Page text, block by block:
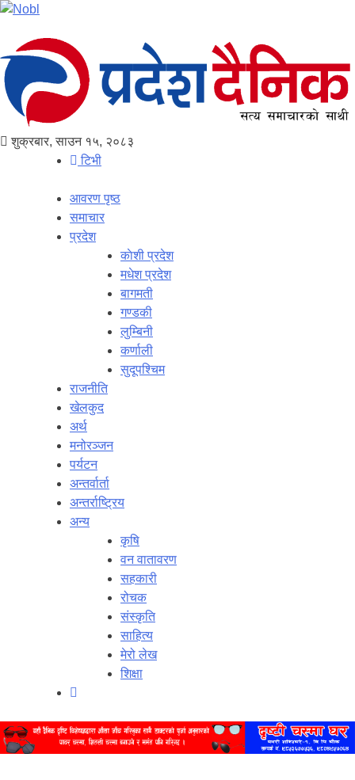
शुक्रबार, साउन १५, २०८३
टिभी
आवरण पृष्‍ठ
समाचार
प्रदेश
काेशी प्रदेश
मधेश प्रदेश
बागमती
गण्डकी
लुम्बिनी
कर्णाली
सुदूपश्‍चिम
राजनीति
खेलकुद
अर्थ
मनोरञ्‍जन
पर्यटन
अन्तर्वार्ता
अन्तर्राष्‍ट्रिय
अन्य
कृषि
वन वातावरण
सहकारी
रोचक
संस्कृति
साहित्य
मेरो लेख
शिक्षा